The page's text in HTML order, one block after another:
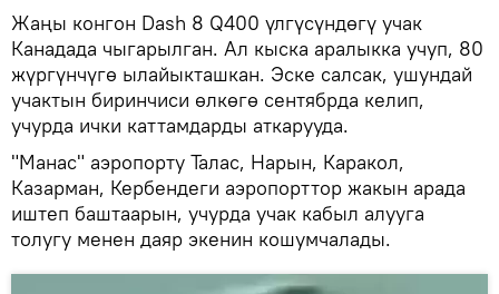
Жаңы конгон Dash 8 Q400 үлгүсүндөгү учак
Канадада чыгарылган. Ал кыска аралыкка учуп, 80
жүргүнчүгө ылайыкташкан. Эске салсак, ушундай
учактын биринчиси өлкөгө сентябрда келип,
учурда ички каттамдарды аткарууда.
"Манас" аэропорту Талас, Нарын, Каракол,
Казарман, Кербендеги аэропорттор жакын арада
иштеп баштаарын, учурда учак кабыл алууга
толугу менен даяр экенин кошумчалады.